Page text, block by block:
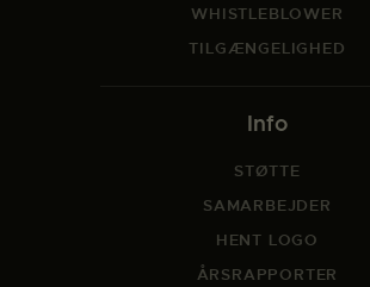
WHISTLEBLOWER
TILGÆNGELIGHED
Info
STØTTE
SAMARBEJDER
HENT LOGO
ÅRSRAPPORTER